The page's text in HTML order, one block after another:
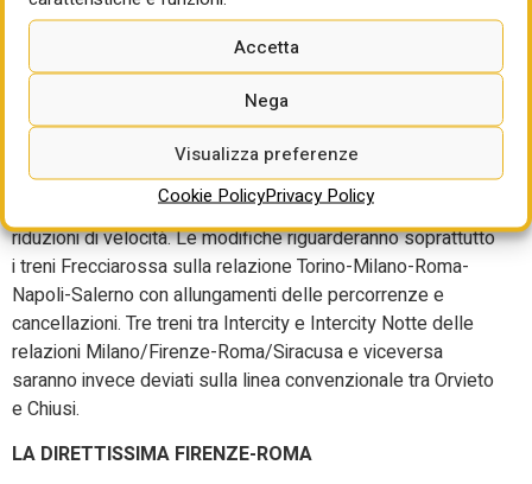
Accetta
Nega
Visualizza preferenze
Cookie PolicyPrivacy Policy
lavori anche sui valichi alpini, che si ripercuoteranno
soprattutto sull’offerta dei collegamenti transfrontalieri.
LA LINEA MILANO-BOLOGNA
Dal 12 al 18 agosto, la linea AV Milano-Bologna sarà
parzialmente interrotta con un aumento dei tempi di viaggio
fino a 120’, mentre, dal 19 al 25, sarà interessata da
riduzioni di velocità. Le modifiche riguarderanno soprattutto
i treni Frecciarossa sulla relazione Torino-Milano-Roma-
Napoli-Salerno con allungamenti delle percorrenze e
cancellazioni. Tre treni tra Intercity e Intercity Notte delle
relazioni Milano/Firenze-Roma/Siracusa e viceversa
saranno invece deviati sulla linea convenzionale tra Orvieto
e Chiusi.
LA DIRETTISSIMA FIRENZE-ROMA